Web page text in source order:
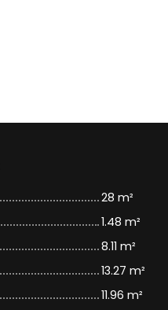
28 m²
1.48 m²
8.11 m²
13.27 m²
11.96 m²